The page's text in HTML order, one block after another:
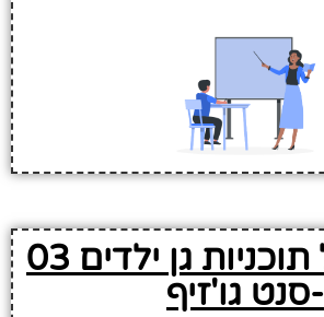
פרטים על תוכניות גן ילדים 03
-סנט גו'זיף